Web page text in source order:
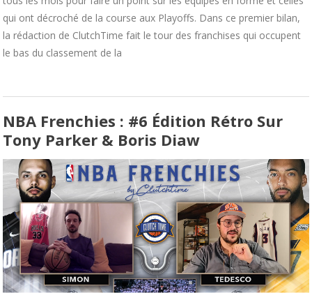
qui ont décroché de la course aux Playoffs. Dans ce premier bilan,
la rédaction de ClutchTime fait le tour des franchises qui occupent
le bas du classement de la
NBA Frenchies : #6 Édition Rétro Sur
Tony Parker & Boris Diaw